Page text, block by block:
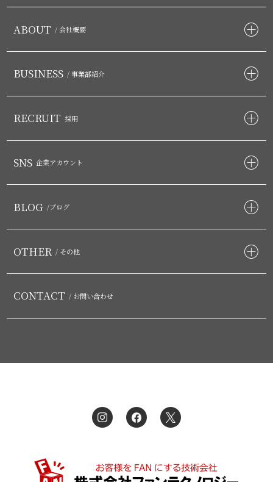
ABOUT / 会社概要
BUSINESS / 事業部紹介
RECRUIT 採用
SNS 企業アカウント
BLOG /ブログ
OTHER / その他
CONTACT / お問い合わせ